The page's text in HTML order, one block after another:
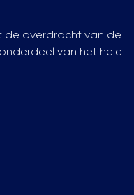
de overdracht van de
van het hele